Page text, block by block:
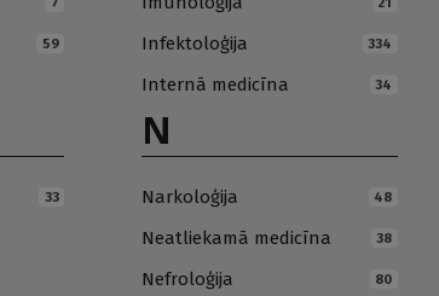
59 Infektoloģija 334
Internā medicīna 34
33
N
Narkoloģija 48
Neatliekamā medicīna 38
Nefroloģija 80